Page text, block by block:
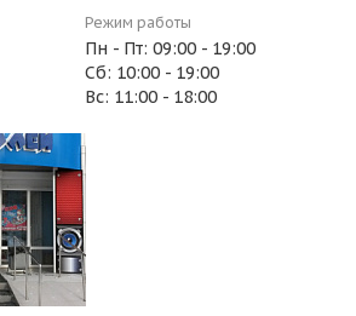
Режим работы
Пн - Пт: 09:00 - 19:00
Сб: 10:00 - 19:00
Вс: 11:00 - 18:00